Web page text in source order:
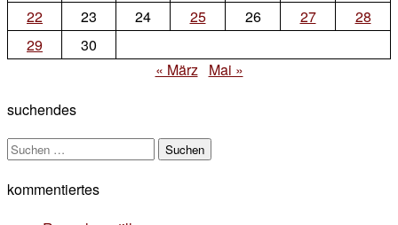
22
23 24 25 26 27
28
29
30
« März Mai »
suchendes
Suchen
kommentiertes